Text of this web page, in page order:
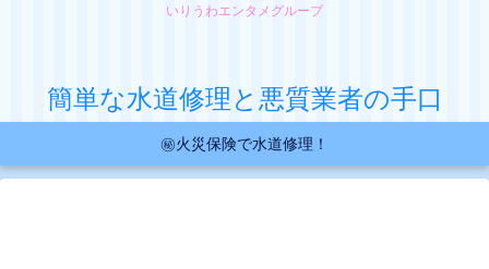
いりうわエンタメグループ
簡単な水道修理と悪質業者の手口
㊙火災保険で水道修理！